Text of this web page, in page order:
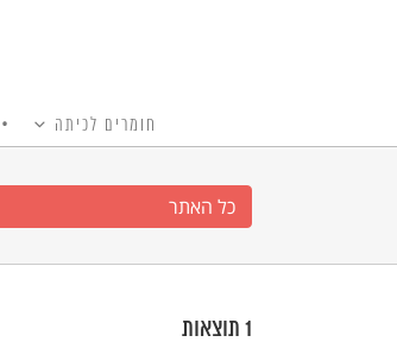
חומרים לכיתה
כל האתר
1 תוצאות